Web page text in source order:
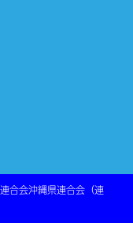
合会沖縄県連合会（連